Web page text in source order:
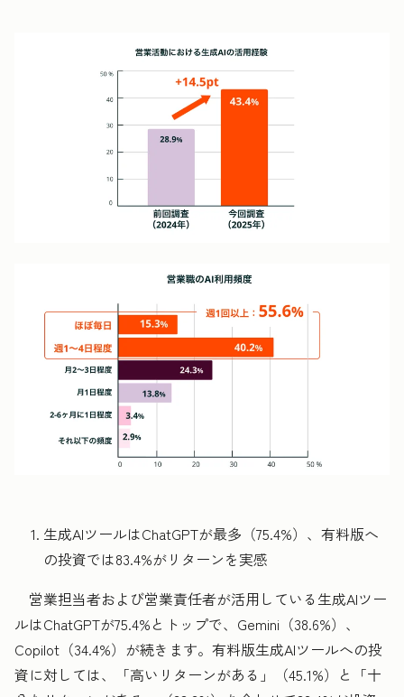
生成AIツールはChatGPTが最多（75.4%）、有料版へ
の投資では83.4%がリターンを実感
営業担当者および営業責任者が活用している生成AIツー
ルはChatGPTが75.4%とトップで、Gemini（38.6%）、
Copilot（34.4%）が続きます。有料版生成AIツールへの投
資に対しては、「高いリターンがある」（45.1%）と「十